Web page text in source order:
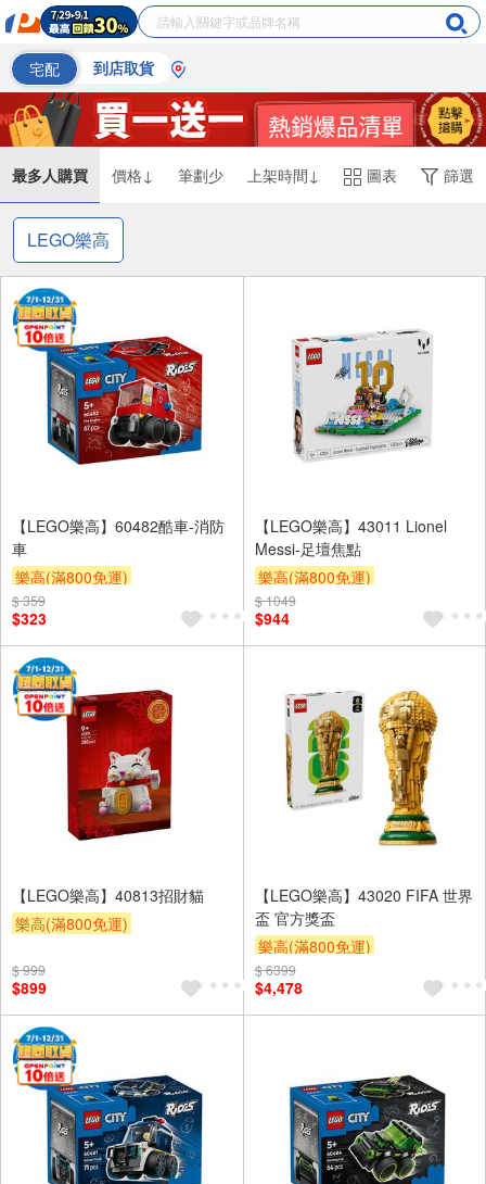
宅配 到店取貨
最多人購買 價格↓ 筆劃少 上架時間↓ 圖表 篩選
LEGO樂高
【LEGO樂高】60482酷車-消防
車
樂高(滿800免運)
$ 359
$323
【LEGO樂高】43011 Lionel
Messi-足壇焦點
樂高(滿800免運)
$ 1049
$944
【LEGO樂高】40813招財貓
樂高(滿800免運)
$ 999
$899
【LEGO樂高】43020 FIFA 世界
盃 官方獎盃
樂高(滿800免運)
$ 6399
$4,478